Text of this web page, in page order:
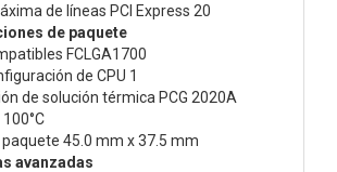
de líneas PCI Express 20
de paquete
FCLGA1700
de CPU 1
de solución térmica PCG 2020A
100°C
45.0 mm x 37.5 mm
avanzadas